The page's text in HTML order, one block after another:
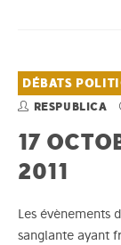
DÉBATS
RESPUBLICA
17
2011
Les évènements
sanglante ayant